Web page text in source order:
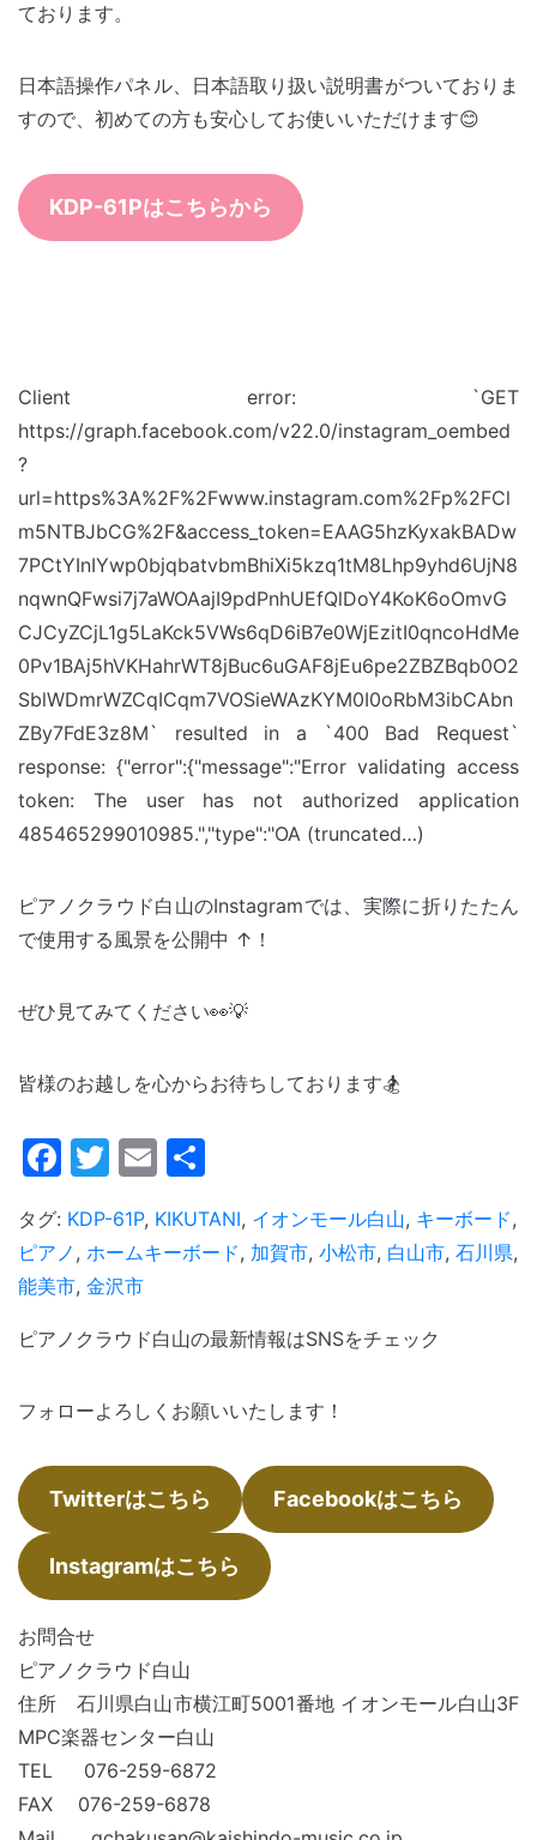
ております。
日本語操作パネル、日本語取り扱い説明書がついておりま
すので、初めての方も安心してお使いいただけます😊
KDP-61Pはこちらから
Client error: `GET
https://graph.facebook.com/v22.0/instagram_oembed
?
url=https%3A%2F%2Fwww.instagram.com%2Fp%2FCl
m5NTBJbCG%2F&access_token=EAAG5hzKyxakBADw
7PCtYInIYwp0bjqbatvbmBhiXi5kzq1tM8Lhp9yhd6UjN8
nqwnQFwsi7j7aWOAajI9pdPnhUEfQlDoY4KoK6oOmvG
CJCyZCjL1g5LaKck5VWs6qD6iB7e0WjEzitI0qncoHdMe
0Pv1BAj5hVKHahrWT8jBuc6uGAF8jEu6pe2ZBZBqb0O2
SblWDmrWZCqICqm7VOSieWAzKYM0I0oRbM3ibCAbn
ZBy7FdE3z8M` resulted in a `400 Bad Request`
response: {"error":{"message":"Error validating access
token: The user has not authorized application
485465299010985.","type":"OA (truncated…)
ピアノクラウド白山のInstagramでは、実際に折りたたん
で使用する風景を公開中 ↑！
ぜひ見てみてください👀💡
皆様のお越しを心からお待ちしております🏂
Facebook
Twitter
Email
タグ: KDP-61P, KIKUTANI, イオンモール白山, キーボード,
ピアノ , ホームキーボード, 加賀市, 小松市, 白山市, 石川県,
能美市, 金沢市
ピアノクラウド白山の最新情報はSNSをチェック
フォローよろしくお願いいたします！
Twitterはこちら Facebookはこちら
Instagramはこちら
お問合せ
ピアノクラウド白山
住所 石川県白山市横江町5001番地 イオンモール白山3F
MPC楽器センター白山
TEL 076-259-6872
FAX 076-259-6878